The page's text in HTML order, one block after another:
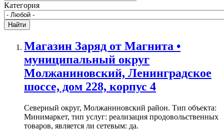
Категория
Магазин Заряд от Магнита •
муниципальный округ
Молжаниновский, Ленинградское
шоссе, дом 228, корпус 4
Северный округ, Молжаниновский район. Тип объекта:
Минимаркет, тип услуг: реализация продовольственных
товаров, является ли сетевым: да.